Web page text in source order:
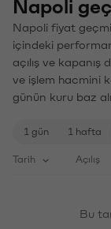
Napoli
Napoli fiyat
içindeki
açılış ve
ve işlem hacmini
günün kuru baz
1 gün 1 hafta
Tarih Açılış
Bu